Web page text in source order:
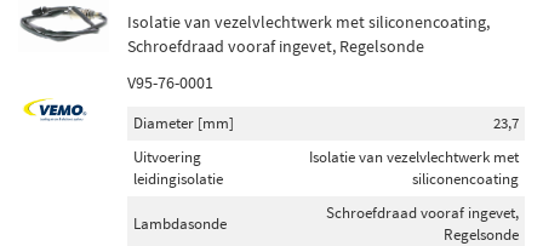
Isolatie van vezelvlechtwerk met siliconencoating,
Schroefdraad vooraf ingevet, Regelsonde
V95-76-0001
Diameter [mm]
23,7
Uitvoering
leidingisolatie
Isolatie van vezelvlechtwerk met
siliconencoating
Lambdasonde
Schroefdraad vooraf ingevet,
Regelsonde